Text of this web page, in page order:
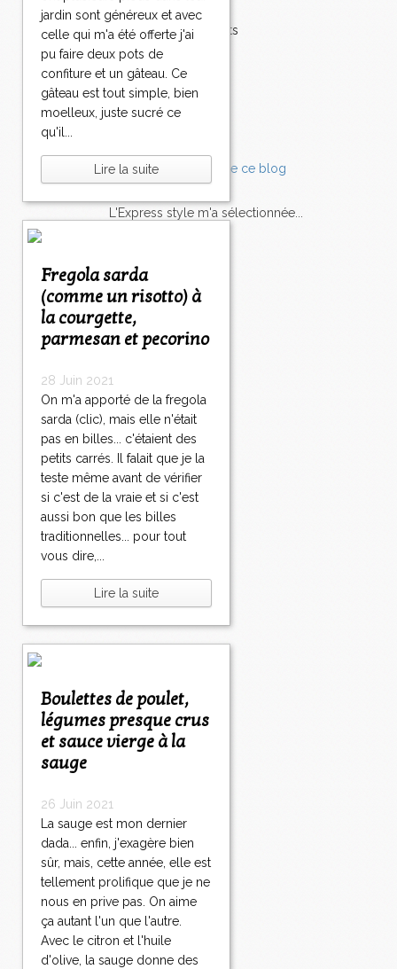
jardin sont généreux et avec
celle qui m'a été offerte j'ai
pu faire deux pots de
confiture et un gâteau. Ce
gâteau est tout simple, bien
moelleux, juste sucré ce
qu'il...
Lire la suite
Fregola sarda
(comme un risotto) à
la courgette,
parmesan et pecorino
28 Juin 2021
On m'a apporté de la fregola
sarda (clic), mais elle n'était
pas en billes... c'étaient des
petits carrés. Il falait que je la
teste même avant de vérifier
si c'est de la vraie et si c'est
aussi bon que les billes
traditionnelles... pour tout
vous dire,...
Lire la suite
Boulettes de poulet,
légumes presque crus
et sauce vierge à la
sauge
26 Juin 2021
La sauge est mon dernier
dada... enfin, j'exagère bien
sûr, mais, cette année, elle est
tellement prolifique que je ne
nous en prive pas. On aime
ça autant l'un que l'autre.
Avec le citron et l'huile
d'olive, la sauge donne des
Poisson
Accompagnements
Champignons
Chocolat
Pâtes
Tomates
Balade
L'Express style m'a sélectionnée...
lexpress.fr/Styles
articles récents